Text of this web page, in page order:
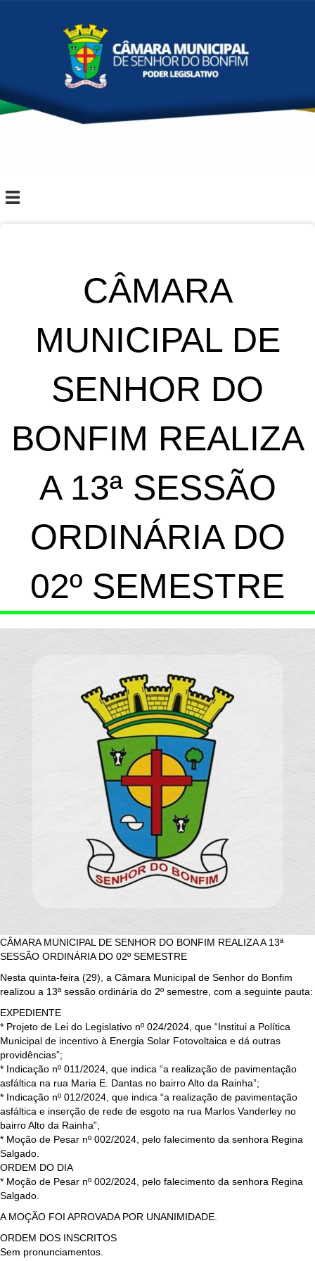
CÂMARA
MUNICIPAL DE
SENHOR DO
BONFIM REALIZA
A 13ª SESSÃO
ORDINÁRIA DO
02º SEMESTRE
CÂMARA MUNICIPAL DE SENHOR DO BONFIM REALIZA A 13ª
SESSÃO ORDINÁRIA DO 02º SEMESTRE
Nesta quinta-feira (29), a Câmara Municipal de Senhor do Bonfim
realizou a 13ª sessão ordinária do 2º semestre, com a seguinte pauta:
EXPEDIENTE
* Projeto de Lei do Legislativo nº 024/2024, que “Institui a Política
Municipal de incentivo à Energia Solar Fotovoltaica e dá outras
providências”;
* Indicação nº 011/2024, que indica “a realização de pavimentação
asfáltica na rua Maria E. Dantas no bairro Alto da Rainha”;
* Indicação nº 012/2024, que indica “a realização de pavimentação
asfáltica e inserção de rede de esgoto na rua Marlos Vanderley no
bairro Alto da Rainha”;
* Moção de Pesar nº 002/2024, pelo falecimento da senhora Regina
Salgado.
ORDEM DO DIA
* Moção de Pesar nº 002/2024, pelo falecimento da senhora Regina
Salgado.
A MOÇÃO FOI APROVADA POR UNANIMIDADE.
ORDEM DOS INSCRITOS
Sem pronunciamentos.